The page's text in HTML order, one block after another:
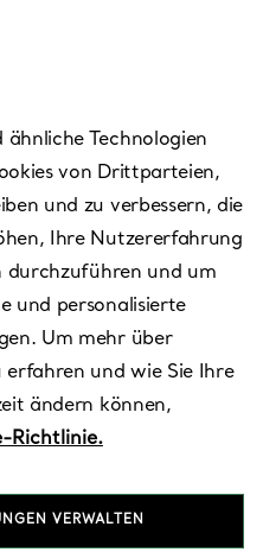
, Liaoning,CN 110004
Sie uns
Technologien
von Drittparteien,
und zu verbessern, die
Ihre Nutzererfahrung
durchzuführen und um
und personalisierte
Um mehr über
erfahren und wie Sie Ihre
ändern können,
Richtlinie.
VERWALTEN